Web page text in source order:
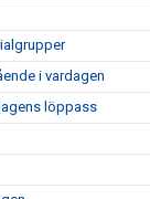
i vardagen
löppass